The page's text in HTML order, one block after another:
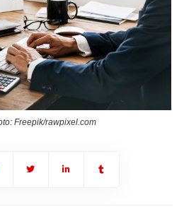
Freepik/rawpixel.com